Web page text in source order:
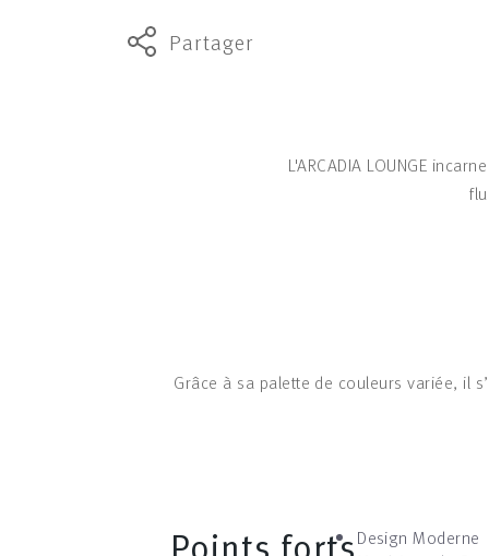
Partager
L'ARCADIA LOUNGE
Grâce à sa palette de couleurs variée, il
Design Moderne